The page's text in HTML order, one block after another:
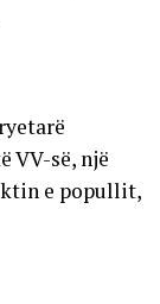
VV-së, një
e popullit,